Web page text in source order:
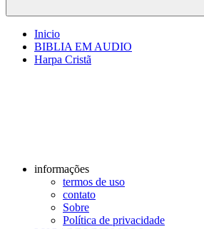
Inicio
BIBLIA EM AUDIO
Harpa Cristã
informações
termos de uso
contato
Sobre
Política de privacidade